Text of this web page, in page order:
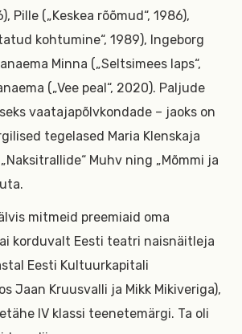
Pille („Keskea rõõmud“, 1986),
kohtumine“, 1989), Ingeborg
Minna („Seltsimees laps“,
(„Vee peal“, 2020). Paljude
vaatajapõlvkondade – jaoks on
tegelased Maria Klenskaja
Muhv ning „Mõmmi ja
mitmeid preemiaid oma
korduvalt Eesti teatri naisnäitleja
Eesti Kultuurkapitali
Jaan Kruusvalli ja Mikk Mikiveriga),
IV klassi teenetemärgi. Ta oli